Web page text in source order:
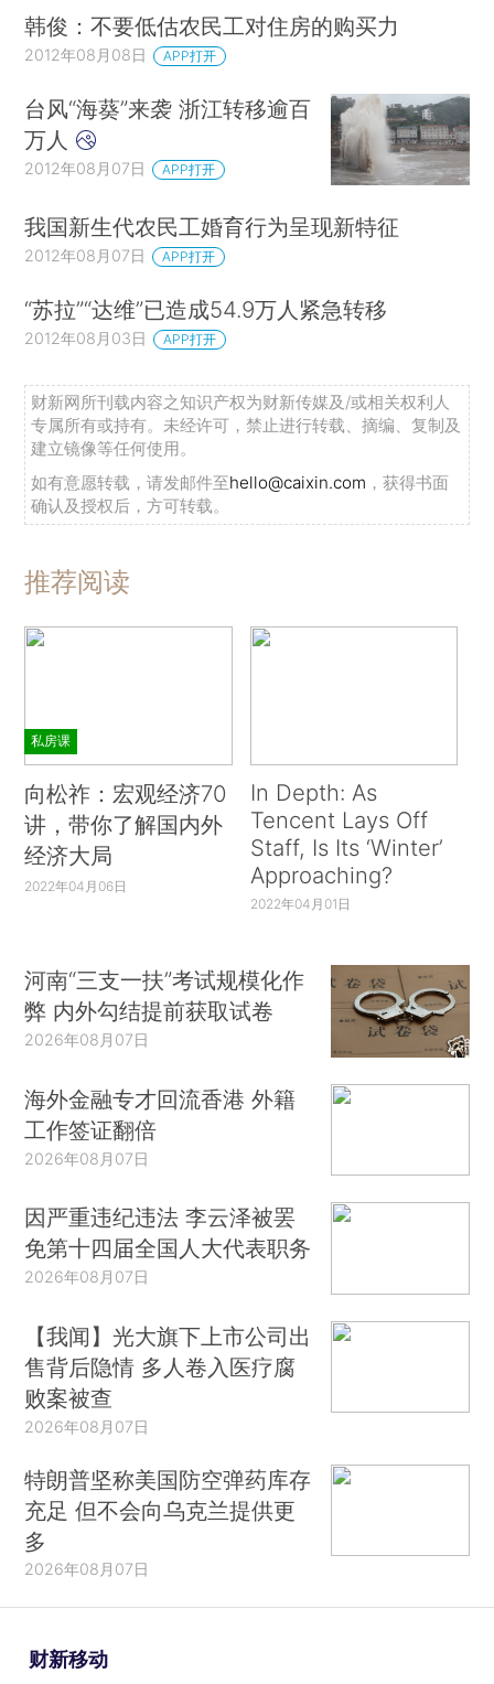
韩俊：不要低估农民工对住房的购买力
2012年08月08日 APP打开
台风“海葵”来袭 浙江转移逾百
万人
2012年08月07日 APP打开
我国新生代农民工婚育行为呈现新特征
2012年08月07日 APP打开
“苏拉”“达维”已造成54.9万人紧急转移
2012年08月03日 APP打开
财新网所刊载内容之知识产权为财新传媒及/或相关权利人
专属所有或持有。未经许可，禁止进行转载、摘编、复制及
建立镜像等任何使用。
如有意愿转载，请发邮件至hello@caixin.com ，获得书面
确认及授权后，方可转载。
推荐阅读
私房课
向松祚：宏观经济70
讲，带你了解国内外
经济大局
2022年04月06日
In Depth: As
Tencent Lays Off
Staff, Is Its ‘Winter’
Approaching?
2022年04月01日
河南“三支一扶”考试规模化作
弊 内外勾结提前获取试卷
2026年08月07日
海外金融专才回流香港 外籍
工作签证翻倍
2026年08月07日
因严重违纪违法 李云泽被罢
免第十四届全国人大代表职务
2026年08月07日
【我闻】光大旗下上市公司出
售背后隐情 多人卷入医疗腐
败案被查
2026年08月07日
特朗普坚称美国防空弹药库存
充足 但不会向乌克兰提供更
多
2026年08月07日
财新移动